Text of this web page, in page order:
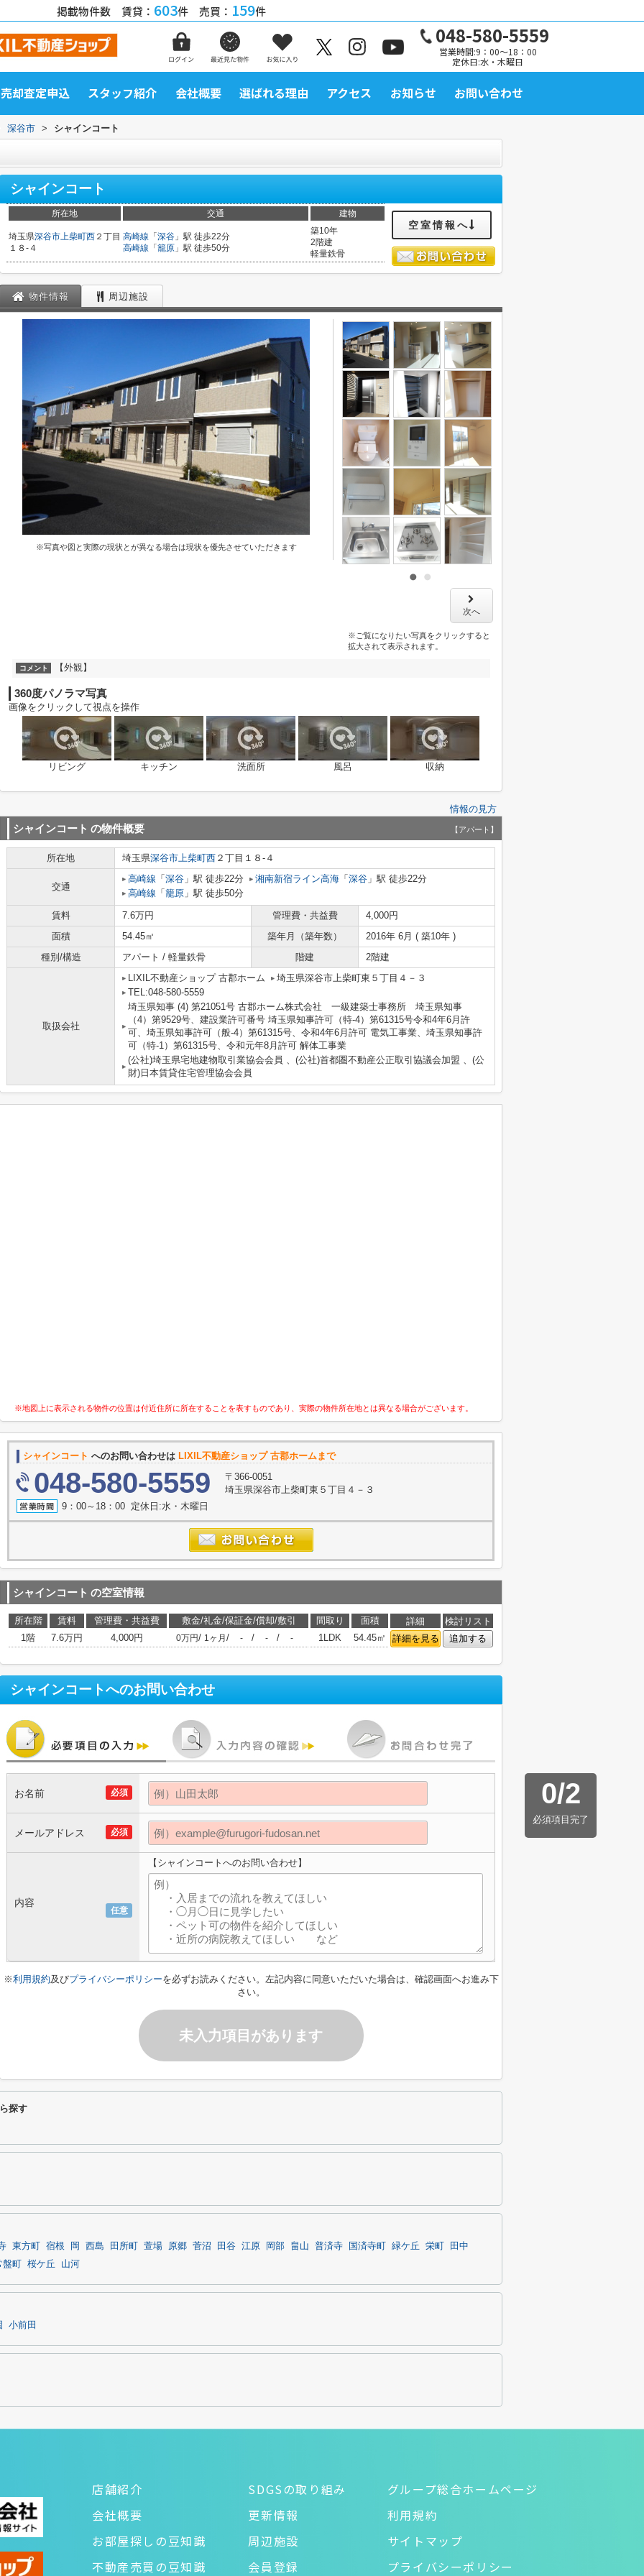
掲載物件数 賃貸： 603件 売買： 159件
048-580-5559
営業時間:9：00～18：00
定休日:水・木曜日
売却査定申込 スタッフ紹介 会社概要 選ばれる理由 アクセス お知らせ お問い合わせ
深谷市 > シャインコート
シャインコート
所在地 交通 建物
埼玉県深谷市上柴町西 ２丁目
１８-４
高崎線 「 深谷 」駅 徒歩22分
高崎線 「 籠原 」駅 徒歩50分
築10年
2階建
軽量鉄骨
空室情報へ
物件情報 周辺施設
※写真や図と実際の現状とが異なる場合は現状を優先させていただきます
次へ
※ご覧になりたい写真をクリックすると
拡大されて表示されます。
コメント 【外観】
360度パノラマ写真
画像をクリックして視点を操作
リビング キッチン 洗面所 風呂 収納
情報の見方
シャインコート の物件概要 【アパート】
所在地 埼玉県深谷市上柴町西 ２丁目１８-４
交通
高崎線 「 深谷 」駅 徒歩22分 湘南新宿ライン高海 「 深谷 」駅 徒歩22分
高崎線 「 籠原 」駅 徒歩50分
賃料 7.6万円 管理費・共益費
4,000円
面積
54.45㎡ 築年月（築年数）
2016年 6月 ( 築10年 )
種別/構造
アパート / 軽量鉄骨 階建 2階建
取扱会社
LIXIL不動産ショップ 古郡ホーム
埼玉県深谷市上柴町東５丁目４－３
TEL:048-580-5559
埼玉県知事 (4) 第21051号 古郡ホーム株式会社 一級建築士事務所 埼玉県知事
（4）第9529号、建設業許可番号 埼玉県知事許可（特-4）第61315号令和4年6月許
可、埼玉県知事許可（般-4）第61315号、令和4年6月許可 電気工事業、埼玉県知事許
可（特-1）第61315号、令和元年8月許可 解体工事業
(公社)埼玉県宅地建物取引業協会会員 、(公社)首都圏不動産公正取引協議会加盟 、(公
財)日本賃貸住宅管理協会会員
※地図上に表示される物件の位置は付近住所に所在することを表すものであり、実際の物件所在地とは異なる場合がございます。
シャインコート へのお問い合わせは LIXIL不動産ショップ 古郡ホームまで
048-580-5559
〒366-0051
埼玉県深谷市上柴町東５丁目４－３
9：00～18：00 定休日:水・木曜日
シャインコート の空室情報
所在階 賃料 管理費・共益費 敷金/礼金/保証金/償却/敷引 間取り 面積 詳細
検討リスト
1階
7.6万円 4,000円 0万円/ 1ヶ月 / - / - / - 1LDK 54.45㎡ 詳細を見る 追加する
シャインコートへのお問い合わせ
0/2
必須項目完了
必須
お名前
必須
メールアドレス
任意
内容
【シャインコートへのお問い合わせ】
※利用規約及びプライバシーポリシーを必ずお読みください。左記内容に同意いただいた場合は、確認画面へお進み下
さい。
未入力項目があります
探す
東方町 宿根 岡 西島 田所町 萱場 原郷 菅沼 田谷 江原 岡部 畠山 普済寺 国済寺町 緑ケ丘 栄町
田中
町 桜ケ丘 山河
小前田
店舗紹介
会社概要
お部屋探しの豆知識
不動産売買の豆知識
SDGSの取り組み
更新情報
周辺施設
会員登録
グループ総合ホームページ
利用規約
サイトマップ
プライバシーポリシー